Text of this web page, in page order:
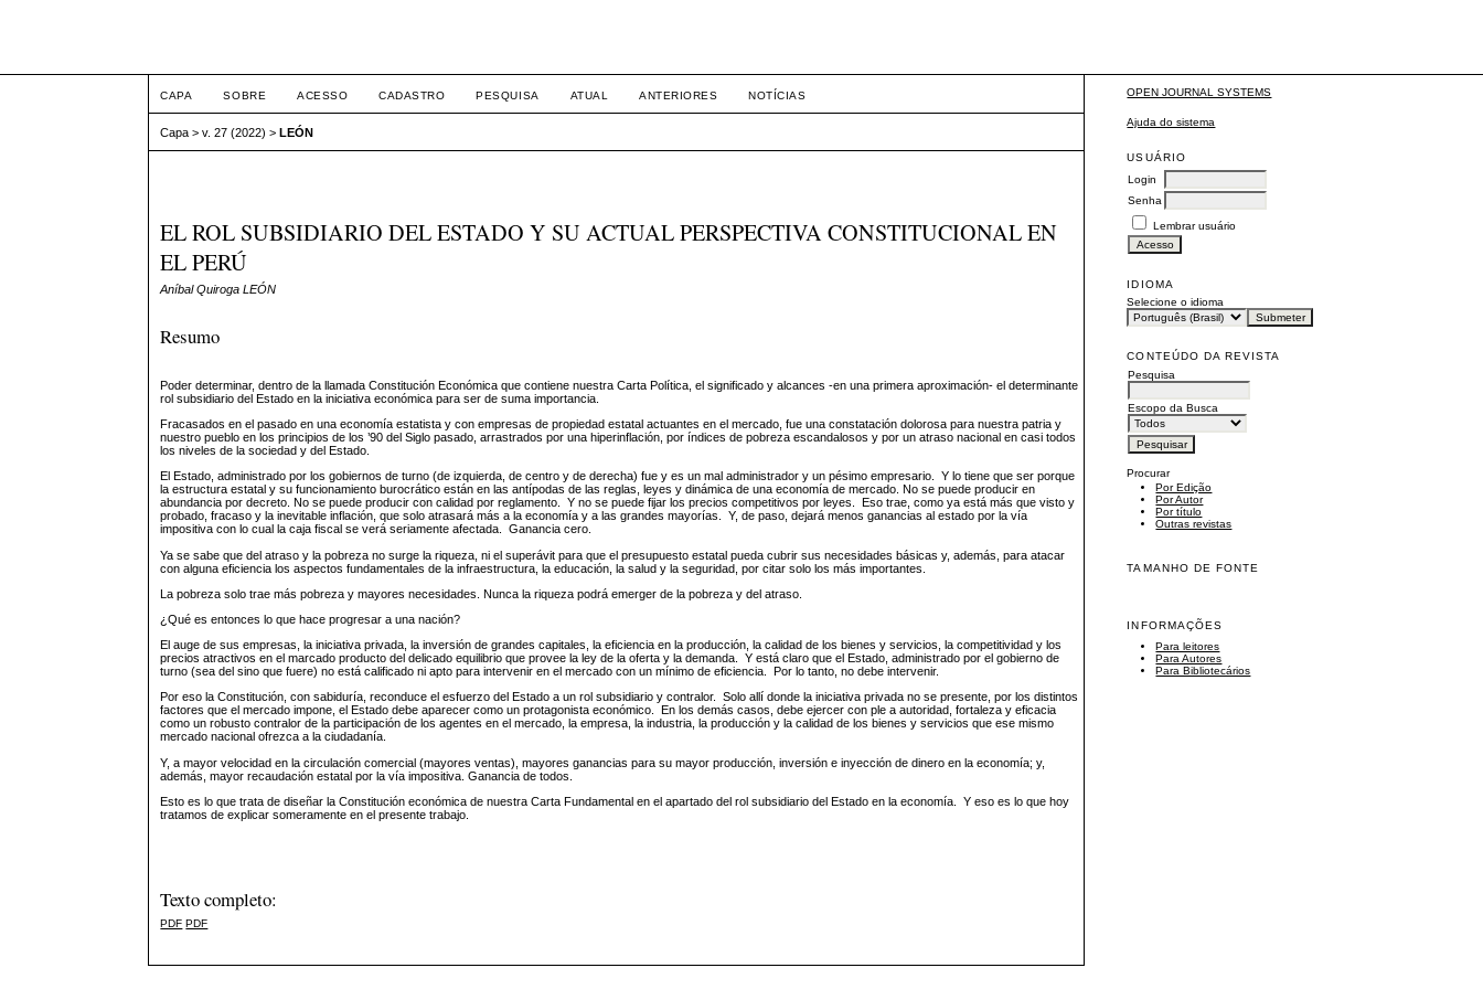
OPEN JOURNAL SYSTEMS
Ajuda do sistema
USUÁRIO
Login
Senha
Lembrar usuário
IDIOMA
Selecione o idioma
CONTEÚDO DA REVISTA
Pesquisa
Escopo da Busca
Procurar
Por Edição
Por Autor
Por título
Outras revistas
TAMANHO DE FONTE
INFORMAÇÕES
Para leitores
Para Autores
Para Bibliotecários
CAPA SOBRE ACESSO CADASTRO PESQUISA ATUAL ANTERIORES NOTÍCIAS
Capa >v. 27 (2022) >LEÓN
EL ROL SUBSIDIARIO DEL ESTADO Y SU ACTUAL PERSPECTIVA CONSTITUCIONAL EN
EL PERÚ
Aníbal Quiroga LEÓN
Resumo
Poder determinar, dentro de la llamada Constitución Económica que contiene nuestra Carta Política, el significado y alcances -en una primera aproximación- el determinante
rol subsidiario del Estado en la iniciativa económica para ser de suma importancia.
Fracasados en el pasado en una economía estatista y con empresas de propiedad estatal actuantes en el mercado, fue una constatación dolorosa para nuestra patria y
nuestro pueblo en los principios de los ’90 del Siglo pasado, arrastrados por una hiperinflación, por índices de pobreza escandalosos y por un atraso nacional en casi todos
los niveles de la sociedad y del Estado.
El Estado, administrado por los gobiernos de turno (de izquierda, de centro y de derecha) fue y es un mal administrador y un pésimo empresario. Y lo tiene que ser porque
la estructura estatal y su funcionamiento burocrático están en las antípodas de las reglas, leyes y dinámica de una economía de mercado. No se puede producir en
abundancia por decreto. No se puede producir con calidad por reglamento. Y no se puede fijar los precios competitivos por leyes. Eso trae, como ya está más que visto y
probado, fracaso y la inevitable inflación, que solo atrasará más a la economía y a las grandes mayorías. Y, de paso, dejará menos ganancias al estado por la vía
impositiva con lo cual la caja fiscal se verá seriamente afectada. Ganancia cero.
Ya se sabe que del atraso y la pobreza no surge la riqueza, ni el superávit para que el presupuesto estatal pueda cubrir sus necesidades básicas y, además, para atacar
con alguna eficiencia los aspectos fundamentales de la infraestructura, la educación, la salud y la seguridad, por citar solo los más importantes.
La pobreza solo trae más pobreza y mayores necesidades. Nunca la riqueza podrá emerger de la pobreza y del atraso.
¿Qué es entonces lo que hace progresar a una nación?
El auge de sus empresas, la iniciativa privada, la inversión de grandes capitales, la eficiencia en la producción, la calidad de los bienes y servicios, la competitividad y los
precios atractivos en el marcado producto del delicado equilibrio que provee la ley de la oferta y la demanda. Y está claro que el Estado, administrado por el gobierno de
turno (sea del sino que fuere) no está calificado ni apto para intervenir en el mercado con un mínimo de eficiencia. Por lo tanto, no debe intervenir.
Por eso la Constitución, con sabiduría, reconduce el esfuerzo del Estado a un rol subsidiario y contralor. Solo allí donde la iniciativa privada no se presente, por los distintos
factores que el mercado impone, el Estado debe aparecer como un protagonista económico. En los demás casos, debe ejercer con ple a autoridad, fortaleza y eficacia
como un robusto contralor de la participación de los agentes en el mercado, la empresa, la industria, la producción y la calidad de los bienes y servicios que ese mismo
mercado nacional ofrezca a la ciudadanía.
Y, a mayor velocidad en la circulación comercial (mayores ventas), mayores ganancias para su mayor producción, inversión e inyección de dinero en la economía; y,
además, mayor recaudación estatal por la vía impositiva. Ganancia de todos.
Esto es lo que trata de diseñar la Constitución económica de nuestra Carta Fundamental en el apartado del rol subsidiario del Estado en la economía. Y eso es lo que hoy
tratamos de explicar someramente en el presente trabajo.
Texto completo:
PDF PDF